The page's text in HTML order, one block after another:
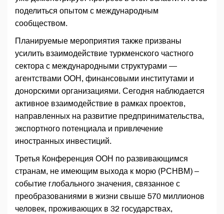
поделиться опытом с международным
сообществом.
Планируемые мероприятия также призваны
усилить взаимодействие туркменского частного
сектора с международными структурами —
агентствами ООН, финансовыми институтами и
донорскими организациями. Сегодня наблюдается
активное взаимодействие в рамках проектов,
направленных на развитие предпринимательства,
экспортного потенциала и привлечение
иностранных инвестиций.
Третья Конференция ООН по развивающимся
странам, не имеющим выхода к морю (РСНВМ) –
событие глобального значения, связанное с
преобразованиями в жизни свыше 570 миллионов
человек, проживающих в 32 государствах,